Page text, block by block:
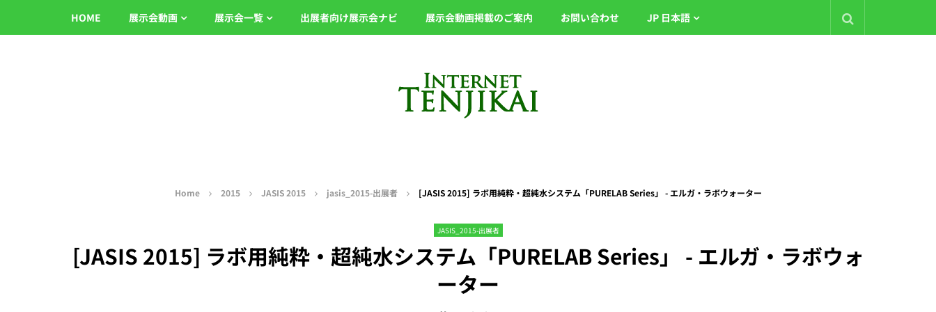
HOME 展示会動画 展示会一覧 出展者向け展示会ナビ 展示会動画掲載のご案内 お問い合わせ JP 日本語
Home 2015 JASIS 2015 jasis_2015-出展者 [JASIS 2015] ラボ用純粋・超純水システム「PURELAB Series」 - エルガ・ラボウォーター
JASIS_2015-出展者
[JASIS 2015] ラボ用純粋・超純水システム「PURELAB Series」 - エルガ・ラボウォ
ーター